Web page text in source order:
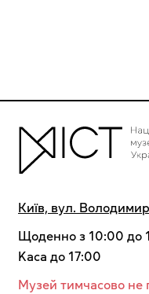
Київ, вул.
Щоденно з 10:00 до
Kaca до 17:00
Музей тимчасово не